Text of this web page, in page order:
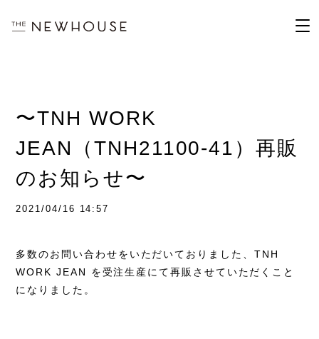
〜TNH WORK
JEAN（TNH21100-41）再販
のお知らせ〜
2021/04/16 14:57
多数のお問い合わせをいただいておりました、 TNH
WORK JEAN を受注生産にて再販させていただくこと
になりました。